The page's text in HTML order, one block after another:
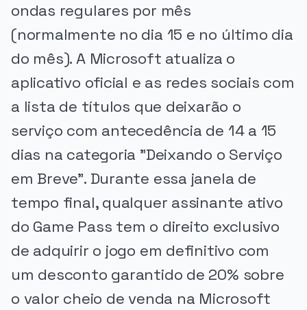
ondas regulares por mês
(normalmente no dia 15 e no último dia
do mês). A Microsoft atualiza o
aplicativo oficial e as redes sociais com
a lista de títulos que deixarão o
serviço com antecedência de 14 a 15
dias na categoria "Deixando o Serviço
em Breve". Durante essa janela de
tempo final, qualquer assinante ativo
do Game Pass tem o direito exclusivo
de adquirir o jogo em definitivo com
um desconto garantido de 20% sobre
o valor cheio de venda na Microsoft